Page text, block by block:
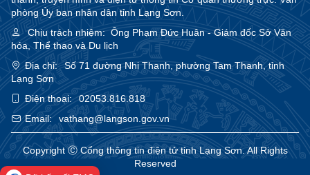
phòng Ủy ban nhân dân tỉnh Lạng Sơn.
Chịu trách nhiệm:Ông Phạm Đức Huân - Giám đốc Sở Văn
hóa, Thể thao và Du lịch
Địa chỉ:
Số 71 đường Nhị Thanh, phường Tam Thanh, tỉnh
Lạng Sơn
Điện thoại:
02053.816.818
Email:
vathang@langson.gov.vn
Copyright Ⓒ Cổng thông tin điện tử tỉnh Lạng Sơn. All Rights
Reserved